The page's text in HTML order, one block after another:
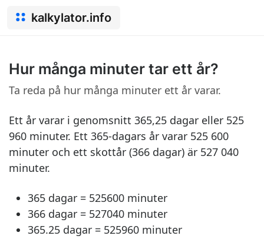
kalkylator.info
Hur många minuter tar ett år?
Ta reda på hur många minuter ett år varar.
Ett år varar i genomsnitt 365,25 dagar eller 525
960 minuter. Ett 365-dagars år varar 525 600
minuter och ett skottår (366 dagar) är 527 040
minuter.
365 dagar = 525600 minuter
366 dagar = 527040 minuter
365.25 dagar = 525960 minuter